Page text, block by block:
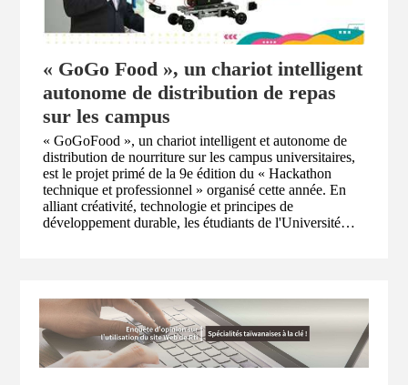
« GoGo Food », un chariot intelligent
autonome de distribution de repas
sur les campus
« GoGoFood », un chariot intelligent et autonome de
distribution de nourriture sur les campus universitaires,
est le projet primé de la 9e édition du « Hackathon
technique et professionnel » organisé cette année. En
alliant créativité, technologie et principes de
développement durable, les étudiants de l'Université
de l'équipe primée, Peng Yen-hao (彭彥皓) détaille la
participation de son équipe au Hackathon 2026 et les
défis rencontrés pour proposer cettte innovation «
GoGoFood ».